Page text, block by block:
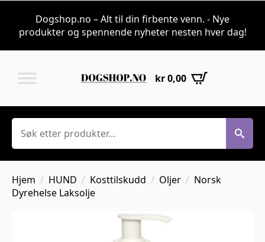
Dogshop.no – Alt til din firbente venn. - Nye
produkter og spennende nyheter nesten hver dag!
kr0,00
Søk
Hjem HUND Kosttilskudd Oljer
Norsk
Dyrehelse Laksolje